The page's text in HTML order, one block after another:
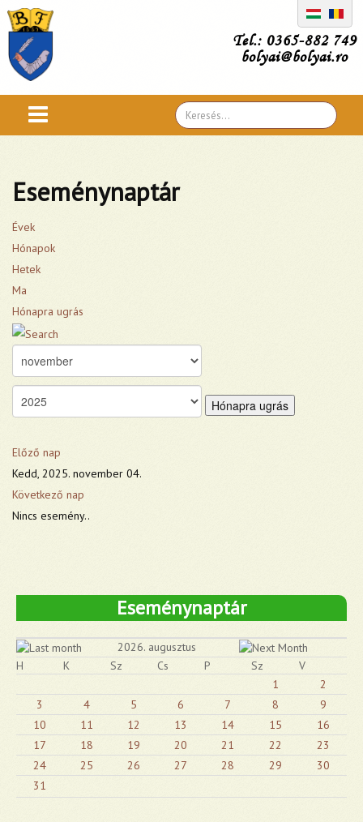
Tel.: 0365-882 749
bolyai@bolyai.ro
Search
...
Eseménynaptár
Évek
Hónapok
Hetek
Ma
Hónapra ugrás
Hónapra ugrás
Előző nap
Kedd, 2025. november 04.
Következő nap
Nincs esemény..
Eseménynaptár
2026. augusztus
H
K Sz Cs P Sz
V
1
2
3
4 5 6 7 8
9
10
11 12 13 14 15
16
17
18 19 20 21 22
23
24
25 26 27 28 29
30
31